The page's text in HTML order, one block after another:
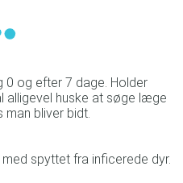
0 og efter 7 dage. Holder
alligevel huske at søge læge
bliver bidt.
spyttet fra inficerede dyr.